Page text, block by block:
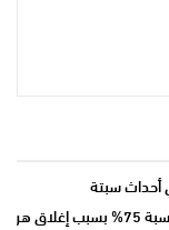
سبتة
هرمز